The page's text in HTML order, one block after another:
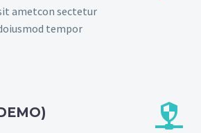
ametcon sectetur
tempor

